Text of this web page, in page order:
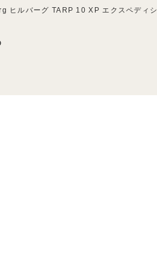
ヒルバーグ TARP 10 XP エクスペディシ